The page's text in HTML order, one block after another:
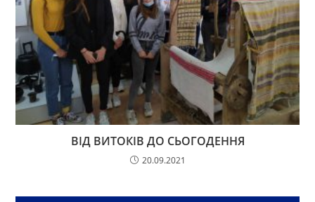
ВІД ВИТОКІВ ДО СЬОГОДЕННЯ
20.09.2021